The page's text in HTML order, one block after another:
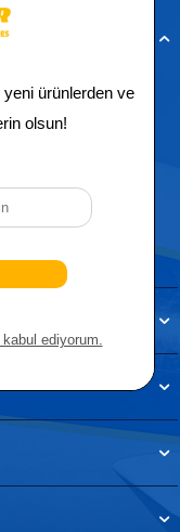
Esenyurt/İstanbul